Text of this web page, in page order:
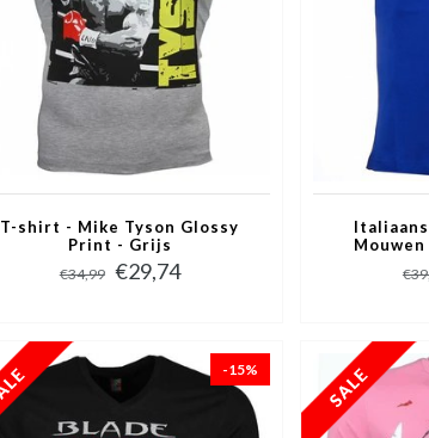
T-shirt - Mike Tyson Glossy
Print - Grijs
€34,99 €29,74
-15%